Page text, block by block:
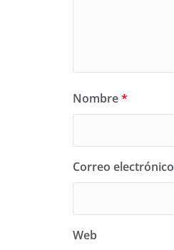
Nombre*
Correo electrónico
Web